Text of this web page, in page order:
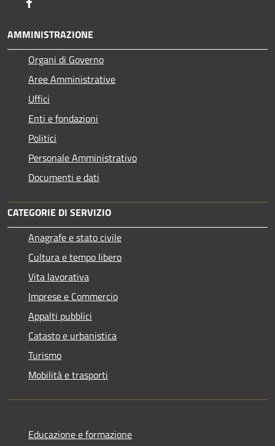
AMMINISTRAZIONE
Organi di Governo
Aree Amministrative
Uffici
Enti e fondazioni
Politici
Personale Amministrativo
Documenti e dati
CATEGORIE DI SERVIZIO
Anagrafe e stato civile
Cultura e tempo libero
Vita lavorativa
Imprese e Commercio
Appalti pubblici
Catasto e urbanistica
Turismo
Mobilità e trasporti
Educazione e formazione